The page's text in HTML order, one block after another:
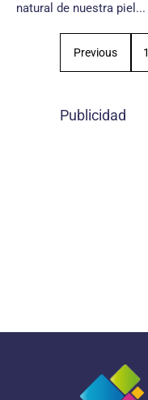
natural de nuestra piel...
Previous 1
Publicidad